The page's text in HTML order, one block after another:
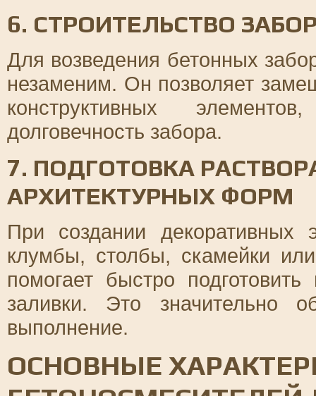
6. СТРОИТЕЛЬСТВО
Для возведения бетонных
незаменим. Он позволяет
конструктивных
долговечность забора.
7. ПОДГОТОВКА
АРХИТЕКТУРНЫХ ФОРМ
При создании декоративных
клумбы, столбы, скамейки
помогает быстро
заливки. Это значительно
выполнение.
ОСНОВНЫЕ